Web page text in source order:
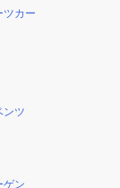
ツカー
ンツ
ゲン